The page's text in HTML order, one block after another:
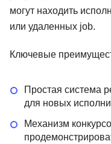
могут находить
или удаленных job.
Ключевые
Простая система
для новых
Механизм